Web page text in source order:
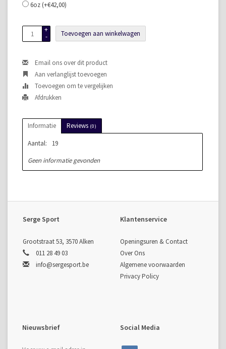
6oz (+€42,00)
+
-
Toevoegen aan winkelwagen
Email ons over dit product
Aan verlanglijst toevoegen
Toevoegen om te vergelijken
Afdrukken
Informatie Reviews (0)
Aantal:
19
Geen informatie gevonden
Serge Sport
Grootstraat 53, 3570 Alken
011 28 49 03
info@sergesport.be
Klantenservice
Openingsuren & Contact
Over Ons
Algemene voorwaarden
Privacy Policy
Nieuwsbrief Social Media